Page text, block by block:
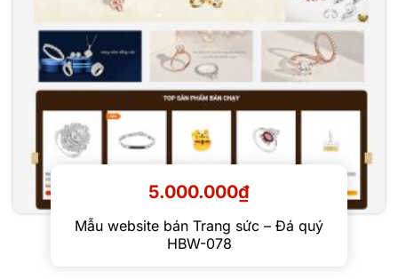
Mẫu website bán Trang sức – Đá quý
HBW-078
5.000.000₫